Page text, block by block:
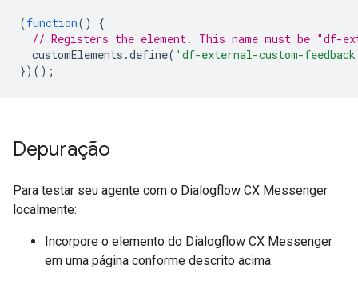
(function()
{
// Registers the element. This name must be "df-
customElements .define( 'df-external-custom-
})();
Depuração
Para testar seu agente com o Dialogflow CX Messenger
localmente:
Incorpore o elemento do Dialogflow CX Messenger
em uma página conforme descrito acima.